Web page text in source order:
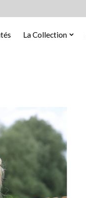
La Collection